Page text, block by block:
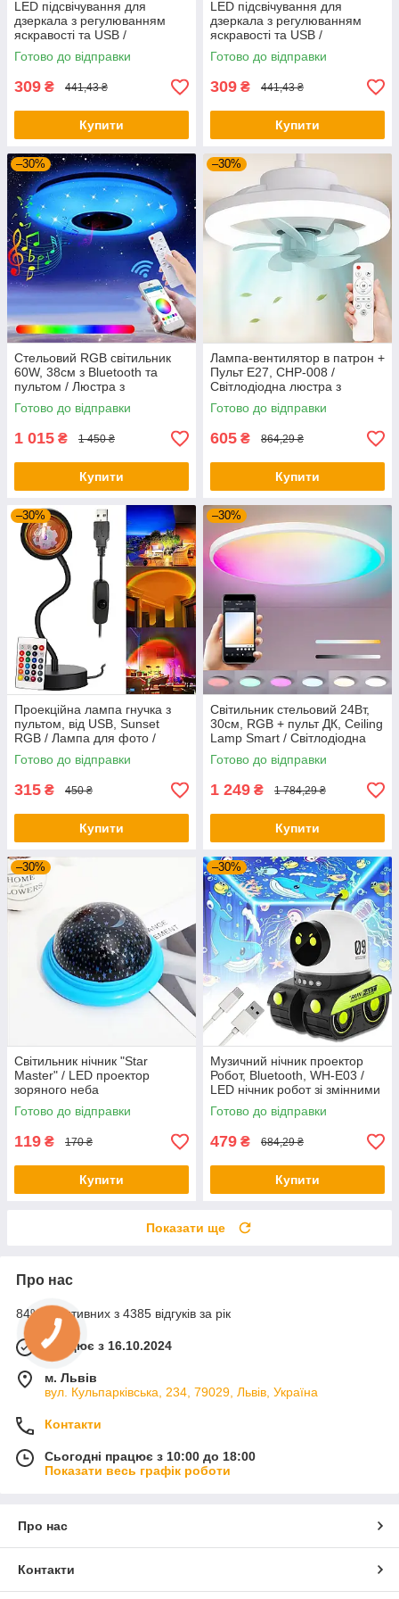
LED підсвічування для
дзеркала з регулюванням
яскравості та USB /
Світлодіодні лампочки 10 шт
для гримерного дзеркала
Готово до відправки
309 ₴ 441,43 ₴
Купити
LED підсвічування для
дзеркала з регулюванням
яскравості та USB /
Світлодіодні лампочки 10 шт
для гримерного дзеркала
Готово до відправки
309 ₴ 441,43 ₴
Купити
–30%
Стельовий RGB світильник
60W, 38см з Bluetooth та
пультом / Люстра з
регулюванням яскравості /
Світлодіодна лампа
Готово до відправки
1 015 ₴ 1 450 ₴
Купити
–30%
Лампа-вентилятор в патрон +
Пульт E27, CHP-008 /
Світлодіодна люстра з
вентилятором / Лід люстра
стельова
Готово до відправки
605 ₴ 864,29 ₴
Купити
–30%
Проекційна лампа гнучка з
пультом, від USB, Sunset
RGB / Лампа для фото /
Лампа-захід сонця
Готово до відправки
315 ₴ 450 ₴
Купити
–30%
Світильник стельовий 24Вт,
30см, RGB + пульт ДК, Ceiling
Lamp Smart / Світлодіодна
LED люстра
Готово до відправки
1 249 ₴ 1 784,29 ₴
Купити
–30%
Світильник нічник "Star
Master" / LED проектор
зоряного неба
Готово до відправки
119 ₴ 170 ₴
Купити
–30%
Музичний нічник проектор
Робот, Bluetooth, WH-E03 /
LED нічник робот зі змінними
слайдами / Дитячий нічник
Готово до відправки
479 ₴ 684,29 ₴
Купити
Показати ще
Про нас
84% позитивних з 4385 відгуків за рік
Працює з 16.10.2024
м. Львів
вул. Кульпарківська, 234, 79029, Львів, Україна
Контакти
Сьогодні працює з 10:00 до 18:00
Показати весь графік роботи
Про нас
Контакти